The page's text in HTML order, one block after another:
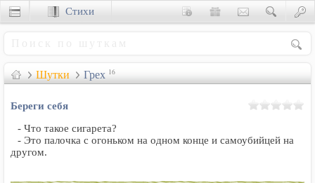
Шутки Грех 16
Береги себя
- Что такое сигарета?
- Это палочка с огоньком на одном конце и самоубийцей на
другом.
Стихи